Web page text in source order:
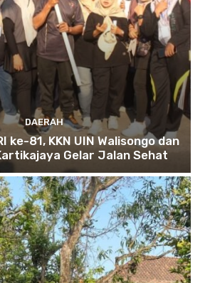
DAERAH
ke-81, KKN UIN Walisongo dan
Gelar Jalan Sehat